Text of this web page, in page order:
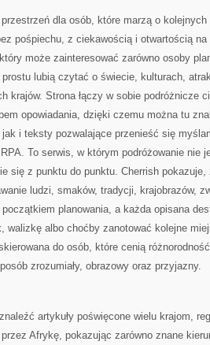
dla osób, które marzą o
pośpiechu, z ciekawością i otwartością
może zainteresować zarówno osoby
lubią czytać o świecie, kulturach,
krajów. Strona łączy w sobie podróżnicze
opowiadania, dzięki czemu można tu
jak i teksty pozwalające przenieść się
To serwis, w którym podróżowanie nie
się z punktu do punktu. Cherrish
ludzi, smaków, tradycji, krajobrazów,
planowania, a każda opisana
walizkę albo choćby zanotować kolejne
do osób, które cenią
zrozumiały, obrazowy oraz przyjazny.
artykuły poświęcone wielu krajom,
Afrykę, pokazując zarówno znane